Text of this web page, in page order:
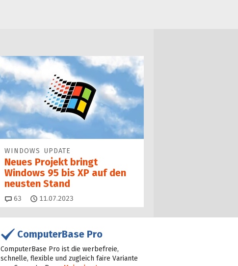
WINDOWS UPDATE
Neues Projekt bringt
Windows 95 bis XP auf den
neusten Stand
63 Kommentare
11.07.2023
ComputerBase Pro
ComputerBase Pro ist die werbefreie,
schnelle, flexible und zugleich faire Variante